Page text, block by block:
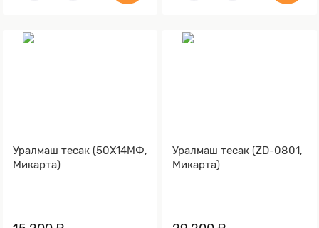
Уралмаш тесак (50Х14МФ,
Микарта)
Уралмаш тесак (ZD-0801,
Микарта)